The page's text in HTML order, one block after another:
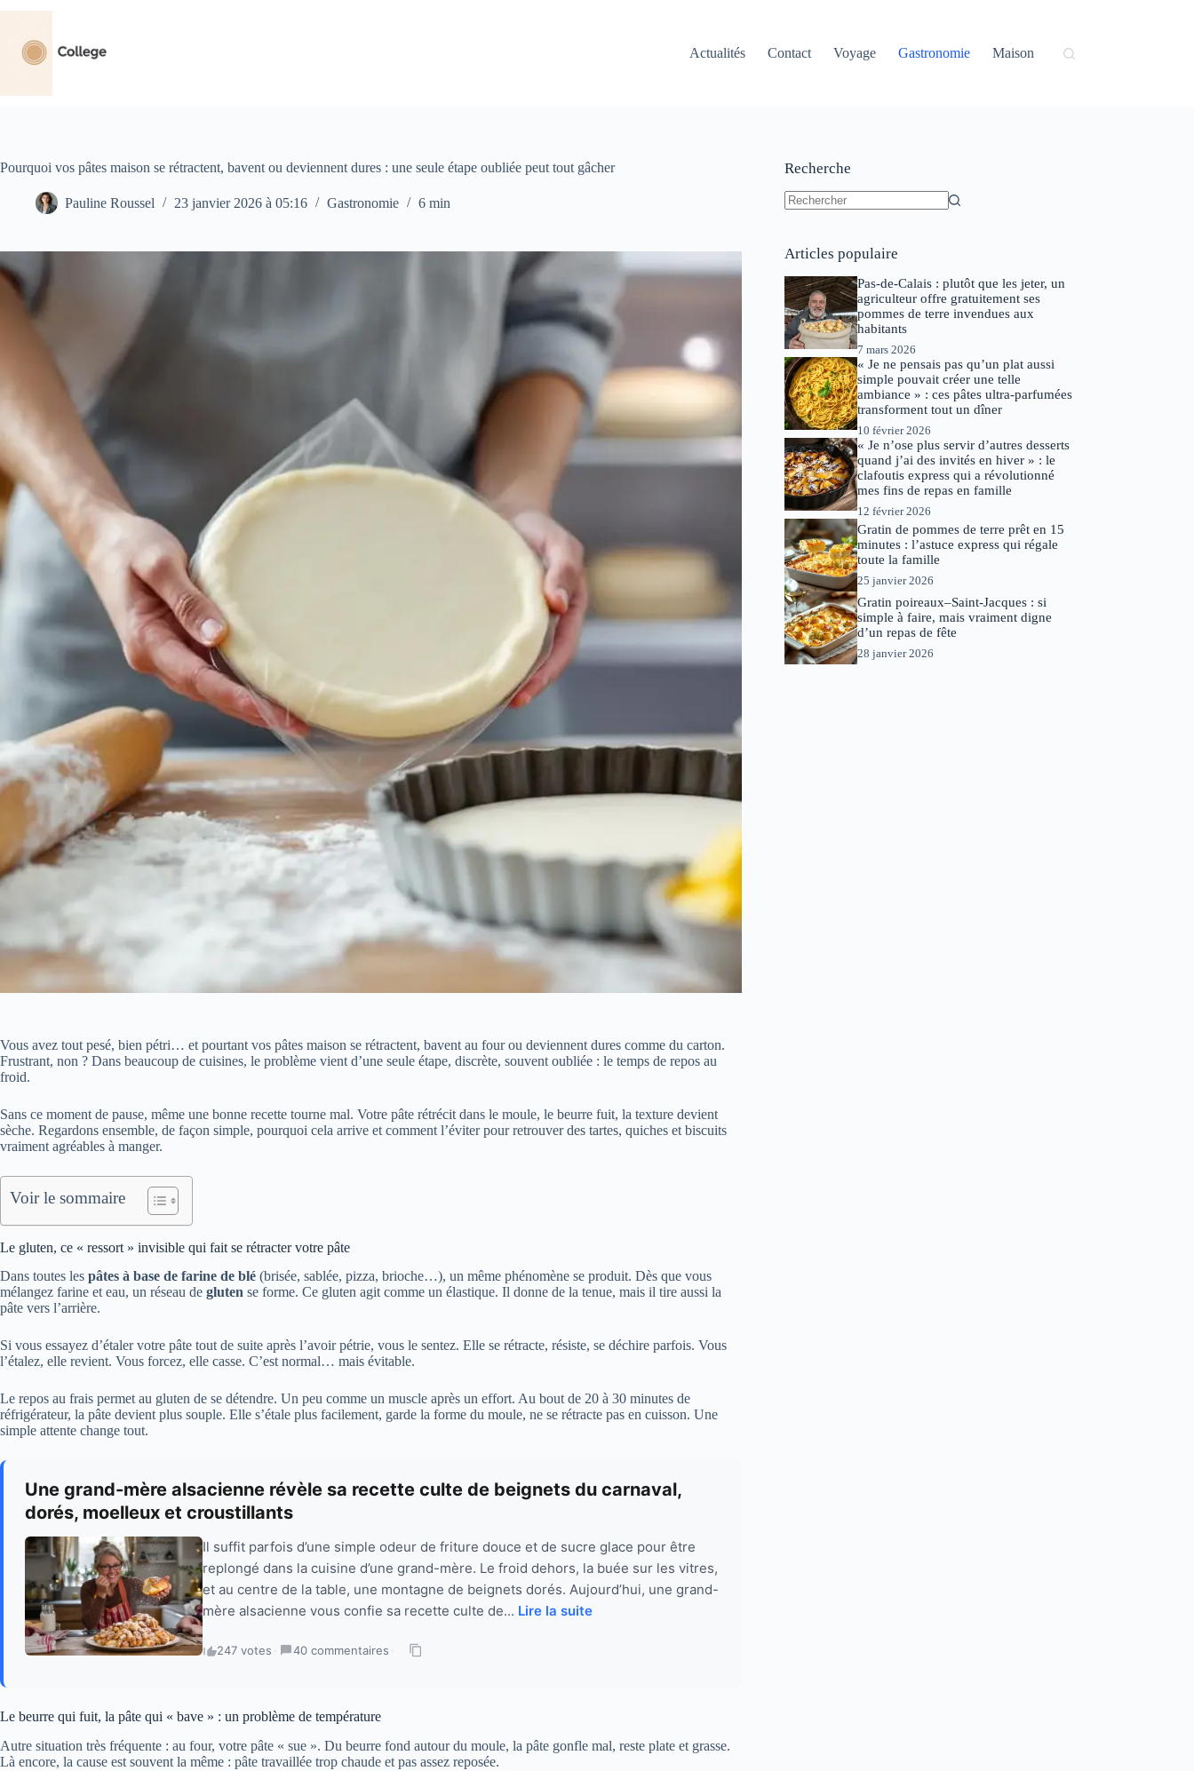
contenu
Actualités
Contact Voyage Gastronomie Maison
Pourquoi vos pâtes maison se rétractent, bavent ou deviennent dures : une seule étape oubliée peut tout gâcher
Pauline Roussel 23 janvier 2026 à 05:16 Gastronomie 6 min
Vous avez tout pesé, bien pétri… et pourtant vos pâtes maison se rétractent, bavent au four ou deviennent dures comme du carton.
Frustrant, non ? Dans beaucoup de cuisines, le problème vient d’une seule étape, discrète, souvent oubliée : le temps de repos au
froid.
Sans ce moment de pause, même une bonne recette tourne mal. Votre pâte rétrécit dans le moule, le beurre fuit, la texture devient
sèche. Regardons ensemble, de façon simple, pourquoi cela arrive et comment l’éviter pour retrouver des tartes, quiches et biscuits
vraiment agréables à manger.
Voir le sommaire
Le gluten, ce « ressort » invisible qui fait se rétracter votre pâte
Dans toutes les pâtes à base de farine de blé (brisée, sablée, pizza, brioche…), un même phénomène se produit. Dès que vous
mélangez farine et eau, un réseau de gluten se forme. Ce gluten agit comme un élastique. Il donne de la tenue, mais il tire aussi la
pâte vers l’arrière.
Si vous essayez d’étaler votre pâte tout de suite après l’avoir pétrie, vous le sentez. Elle se rétracte, résiste, se déchire parfois. Vous
l’étalez, elle revient. Vous forcez, elle casse. C’est normal… mais évitable.
Le repos au frais permet au gluten de se détendre. Un peu comme un muscle après un effort. Au bout de 20 à 30 minutes de
réfrigérateur, la pâte devient plus souple. Elle s’étale plus facilement, garde la forme du moule, ne se rétracte pas en cuisson. Une
simple attente change tout.
Une grand-mère alsacienne révèle sa recette culte de beignets du carnaval,
dorés, moelleux et croustillants
Il suffit parfois d’une simple odeur de friture douce et de sucre glace pour être
replongé dans la cuisine d’une grand-mère. Le froid dehors, la buée sur les vitres,
et au centre de la table, une montagne de beignets dorés. Aujourd’hui, une grand-
mère alsacienne vous confie sa recette culte de... Lire la suite
247 votes · 40 commentaires ·
Le beurre qui fuit, la pâte qui « bave » : un problème de température
Autre situation très fréquente : au four, votre pâte « sue ». Du beurre fond autour du moule, la pâte gonfle mal, reste plate et grasse.
Là encore, la cause est souvent la même : pâte travaillée trop chaude et pas assez reposée.
Recherche
Articles populaire
Pas-de-Calais : plutôt que les jeter, un
agriculteur offre gratuitement ses
pommes de terre invendues aux
habitants
7 mars 2026
« Je ne pensais pas qu’un plat aussi
simple pouvait créer une telle
ambiance » : ces pâtes ultra-parfumées
transforment tout un dîner
10 février 2026
« Je n’ose plus servir d’autres desserts
quand j’ai des invités en hiver » : le
clafoutis express qui a révolutionné
mes fins de repas en famille
12 février 2026
Gratin de pommes de terre prêt en 15
minutes : l’astuce express qui régale
toute la famille
25 janvier 2026
Gratin poireaux–Saint-Jacques : si
simple à faire, mais vraiment digne
d’un repas de fête
28 janvier 2026